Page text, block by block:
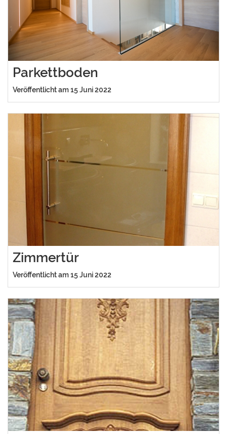
Parkettboden
Veröffentlicht am 15 Juni 2022
Zimmertür
Veröffentlicht am 15 Juni 2022